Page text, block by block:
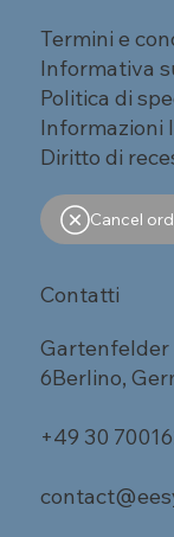
Termini e
Informativa
Politica di
Informazioni
Diritto di
Cancel
Contatti
Gartenfelder
6Berlino,
+49 30